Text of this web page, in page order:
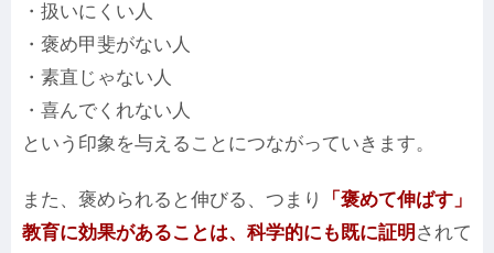
・扱いにくい人
・褒め甲斐がない人
・素直じゃない人
・喜んでくれない人
という印象を与えることにつながっていきます。
また、褒められると伸びる、つまり
「褒めて伸ばす」
教育に効果があることは、科学的にも既に証明 されて